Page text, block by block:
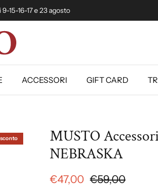
15-16-17 e 23 agosto
ACCESSORI GIFT CARD
MUSTO
NEBRASKA
€47,00 €59,00